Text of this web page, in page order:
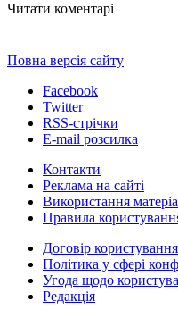
Читати коментарі
Повна версія сайту
Facebook
Twitter
RSS-стрічки
E-mail розсилка
Контакти
Реклама на сайті
Використання
Правила
Договір
Політика у сфері
Угода щодо
Редакція